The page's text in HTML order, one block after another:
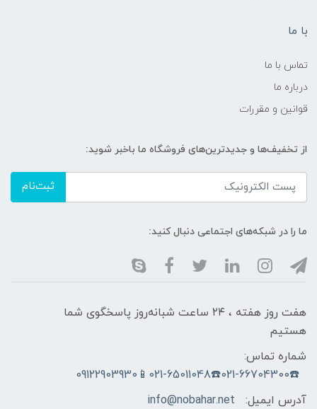
با ما
تماس با ما
درباره ما
قوانین و مقررات
از تخفیف‌ها و جدیدترین‌های فروشگاه ما باخبر شوید:
ثبت‌نام
ما را در شبکه‌های اجتماعی دنبال کنید:
هفت روز هفته ، ۲۴ ساعت شبانه‌روز پاسخگوی شما
هستیم
شماره تماس:
☎️021-66704300☎️021-65011048📱09122903930
آدرس ایمیل:
info@nobahar.net